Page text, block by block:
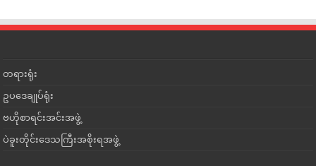
တရားရုံး
ဥပဒေချုပ်ရုံး
ဗဟိုစာရင်းအင်းအဖွဲ့
ပဲခူးတိုင်းဒေသကြီးအစိုးရအဖွဲ့